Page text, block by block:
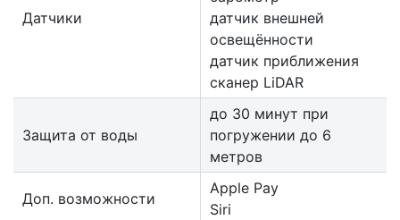
Датчики
датчик внешней
освещённости
датчик приближения
сканер LiDAR
Защита от воды
до 30 минут при
погружении до 6
метров
Доп. возможности
Apple Pay
Siri